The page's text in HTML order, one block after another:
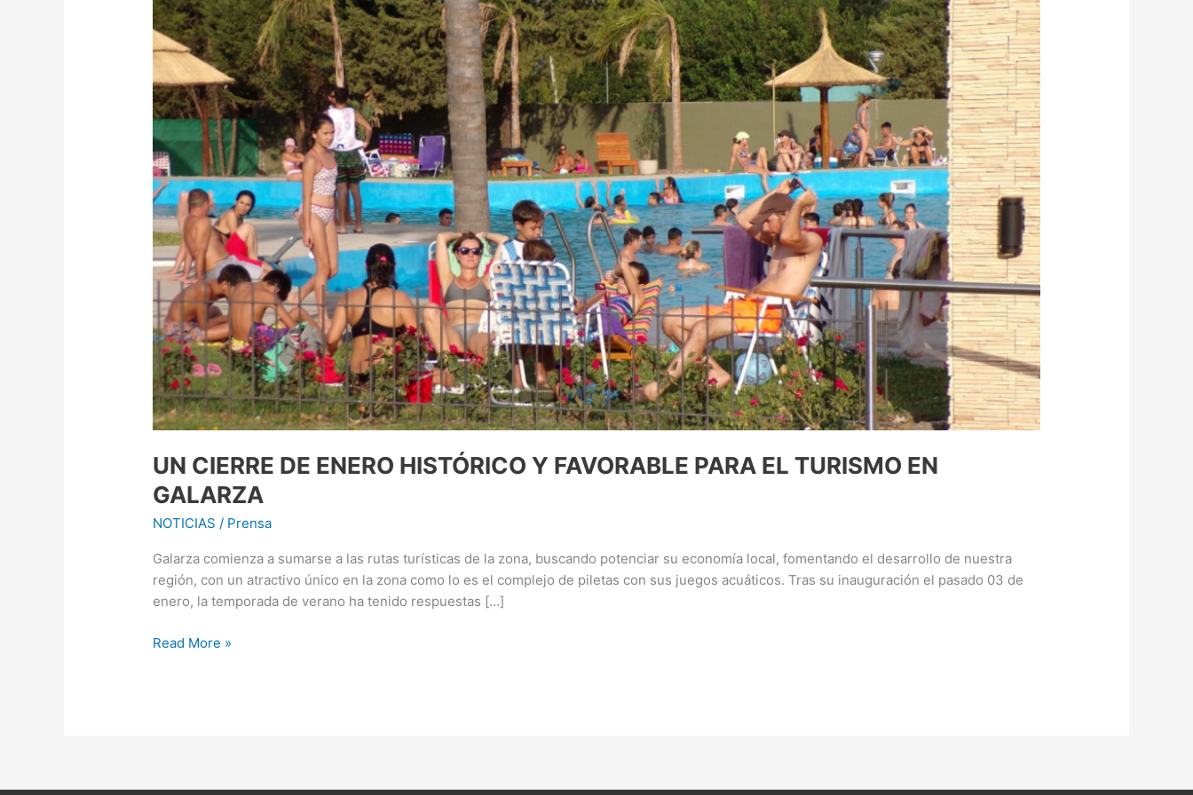
UN CIERRE DE ENERO HISTÓRICO Y FAVORABLE PARA EL TURISMO EN
GALARZA
NOTICIAS / Prensa
Galarza comienza a sumarse a las rutas turísticas de la zona, buscando potenciar su economía local, fomentando el desarrollo de nuestra
región, con un atractivo único en la zona como lo es el complejo de piletas con sus juegos acuáticos. Tras su inauguración el pasado 03 de
enero, la temporada de verano ha tenido respuestas […]
CIERRE
DE
ENERO
HISTÓRICO
Y
FAVORABLE
PARA
EL
TURISMO
EN
GALARZA
Read More »